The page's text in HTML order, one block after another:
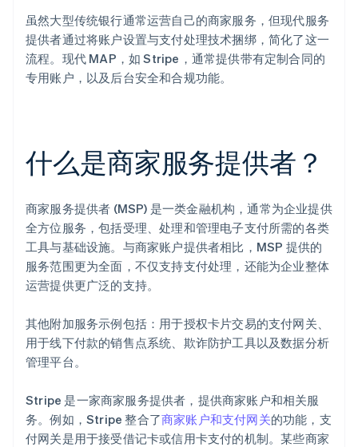
虽然大型传统银行通常运营自己的商家服务，但现代服务
提供者通过将账户设置与支付处理技术捆绑，简化了这一
流程。现代 MAP，如 Stripe，通常提供带有定制合同的
专用账户，以及后台安全和合规功能。
什么是商家服务提供者？
商家服务提供者 (MSP) 是一类金融机构，通常为企业提供
全方位服务，包括受理、处理和管理电子支付所需的各类
工具与基础设施。与商家账户提供者相比，MSP 提供的
服务范围更为全面，不仅支持支付处理，还能为企业整体
运营提供更广泛的支持。
其他附加服务示例包括：用于授权卡片交易的支付网关、
用于线下付款的销售点系统、欺诈防护工具以及数据分析
管理平台。
Stripe 是一家商家服务提供者，提供商家账户和相关服
务。例如，Stripe 整合了商家账户和支付网关的功能，支
付网关是用于接受借记卡或信用卡支付的机制。某些商家